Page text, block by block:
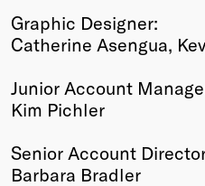
Graphic Designer:
Catherine Asengua,
Junior Account
Kim Pichler
Senior Account
Barbara Bradler